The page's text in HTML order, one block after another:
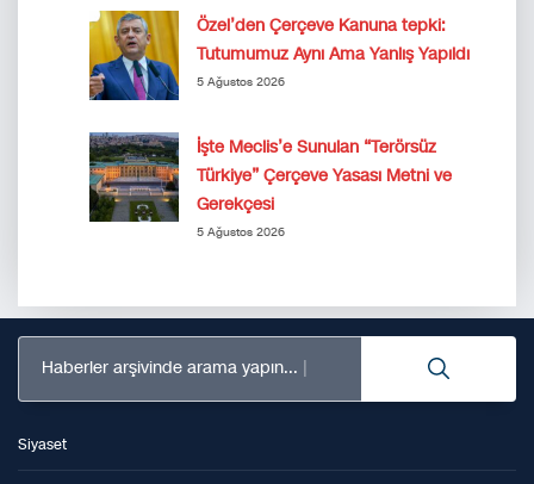
Özel’den Çerçeve Kanuna tepki:
Tutumumuz Aynı Ama Yanlış Yapıldı
5 Ağustos 2026
İşte Meclis’e Sunulan “Terörsüz
Türkiye” Çerçeve Yasası Metni ve
Gerekçesi
5 Ağustos 2026
Haberler arşivinde arama yapın...
Siyaset